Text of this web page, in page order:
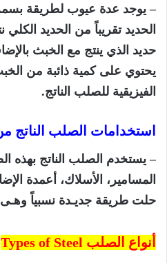
الحديد تقريباً من الحديد
حديد الذي ينتج مع الخبث
يحتوي على كمية ذائبة من
الفيزيقية للصلب الناتج.
استخدامات الصلب الناتج
– يستخدم الصلب الناتج بهذه
المسامير، الأسلاك، أعمدة
حلت طريقة جديـدة نسبياً
أنواع الصلب Types of Steel